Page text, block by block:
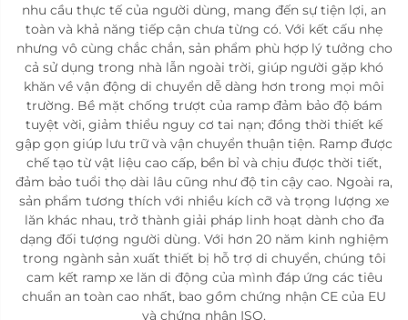
nhu cầu thực tế của người dùng, mang đến sự tiện lợi, an
toàn và khả năng tiếp cận chưa từng có. Với kết cấu nhẹ
nhưng vô cùng chắc chắn, sản phẩm phù hợp lý tưởng cho
cả sử dụng trong nhà lẫn ngoài trời, giúp người gặp khó
khăn về vận động di chuyển dễ dàng hơn trong mọi môi
trường. Bề mặt chống trượt của ramp đảm bảo độ bám
tuyệt vời, giảm thiểu nguy cơ tai nạn; đồng thời thiết kế
gập gọn giúp lưu trữ và vận chuyển thuận tiện. Ramp được
chế tạo từ vật liệu cao cấp, bền bỉ và chịu được thời tiết,
đảm bảo tuổi thọ dài lâu cũng như độ tin cậy cao. Ngoài ra,
sản phẩm tương thích với nhiều kích cỡ và trọng lượng xe
lăn khác nhau, trở thành giải pháp linh hoạt dành cho đa
dạng đối tượng người dùng. Với hơn 20 năm kinh nghiệm
trong ngành sản xuất thiết bị hỗ trợ di chuyển, chúng tôi
cam kết ramp xe lăn di động của mình đáp ứng các tiêu
chuẩn an toàn cao nhất, bao gồm chứng nhận CE của EU
và chứng nhận ISO.